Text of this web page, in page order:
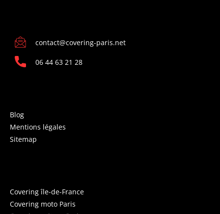
contact@covering-paris.net
06 44 63 21 28
Blog
Mentions légales
Sitemap
Covering île-de-France
Covering moto Paris